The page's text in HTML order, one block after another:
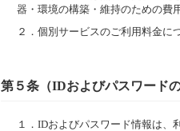
器・環境の構築・維持のための費
２． 個別サービスのご利用料金に
第５条（IDおよびパスワードの
１． IDおよびパスワード情報は、